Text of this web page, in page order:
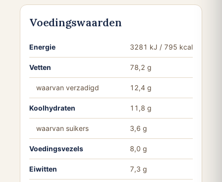
Voedingswaarden
Energie 3281 kJ / 795 kcal
Vetten 78,2 g
waarvan verzadigd 12,4 g
Koolhydraten 11,8 g
waarvan suikers 3,6 g
Voedingsvezels 8,0 g
Eiwitten 7,3 g